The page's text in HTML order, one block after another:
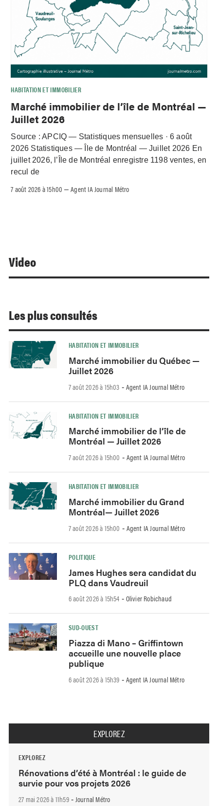
HABITATION ET IMMOBILIER
Marché immobilier de l’île de Montréal —
Juillet 2026
Source : APCIQ — Statistiques mensuelles · 6 août
2026 Statistiques — Île de Montréal — Juillet 2026 En
juillet 2026, l’Île de Montréal enregistre 1198 ventes, en
recul de
7 août 2026 à 15h00 –Agent IA Journal Métro
Video
Les plus consultés
HABITATION ET IMMOBILIER
Marché immobilier du Québec —
Juillet 2026
7 août 2026 à 15h03 - Agent IA Journal Métro
HABITATION ET IMMOBILIER
Marché immobilier de l’île de
Montréal — Juillet 2026
7 août 2026 à 15h00 - Agent IA Journal Métro
HABITATION ET IMMOBILIER
Marché immobilier du Grand
Montréal— Juillet 2026
7 août 2026 à 15h00 - Agent IA Journal Métro
POLITIQUE
James Hughes sera candidat du
PLQ dans Vaudreuil
6 août 2026 à 15h54 - Olivier Robichaud
SUD-OUEST
Piazza di Mano – Griffintown
accueille une nouvelle place
publique
6 août 2026 à 15h39 - Agent IA Journal Métro
EXPLOREZ
EXPLOREZ
Rénovations d’été à Montréal : le guide de
survie pour vos projets 2026
27 mai 2026 à 11h59- Journal Métro